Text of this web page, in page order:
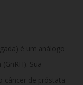
é um análogo
Sua
câncer de próstata